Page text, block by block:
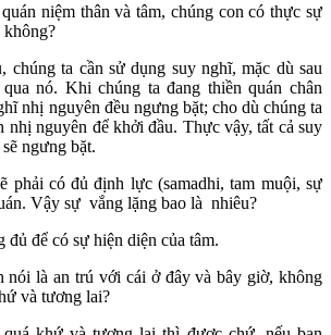
niệm thân và tâm, chúng con có thực sự
không?
chúng ta cần sử dụng suy nghĩ, mặc dù sau
nó. Khi chúng ta đang thiền quán chân
nhị nguyên đều ngưng bặt; cho dù chúng ta
nhị nguyên để khởi đầu. Thực vậy, tất cả suy
ngưng bặt.
phải có đủ định lực (samadhi, tam muội, sự
Vậy sự vắng lặng bao là nhiêu?
đủ để có sự hiện diện của tâm.
nói là an trú với cái ở đây và bây giờ, không
và tương lai?